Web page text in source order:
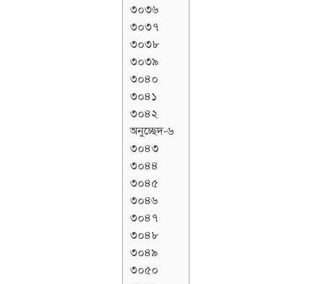
৩০৩৬
৩০৩৭
৩০৩৮
৩০৩৯
৩০৪০
৩০৪১
৩০৪২
অনুচ্ছেদ-৬
৩০৪৩
৩০৪৪
৩০৪৫
৩০৪৬
৩০৪৭
৩০৪৮
৩০৪৯
৩০৫০